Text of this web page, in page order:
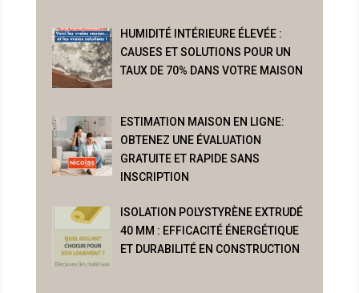
HUMIDITÉ INTÉRIEURE ÉLEVÉE :
CAUSES ET SOLUTIONS POUR UN
TAUX DE 70% DANS VOTRE MAISON
ESTIMATION MAISON EN LIGNE:
OBTENEZ UNE ÉVALUATION
GRATUITE ET RAPIDE SANS
INSCRIPTION
ISOLATION POLYSTYRÈNE EXTRUDÉ
40 MM : EFFICACITÉ ÉNERGÉTIQUE
ET DURABILITÉ EN CONSTRUCTION